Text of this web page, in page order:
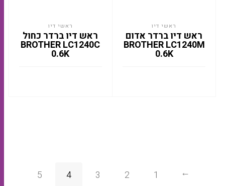
ראשי דיו
ראש דיו ברדר כחול
BROTHER LC1240C
0.6K
ראשי דיו
ראש דיו ברדר אדום
BROTHER LC1240M
0.6K
→
1
2
3
4
5